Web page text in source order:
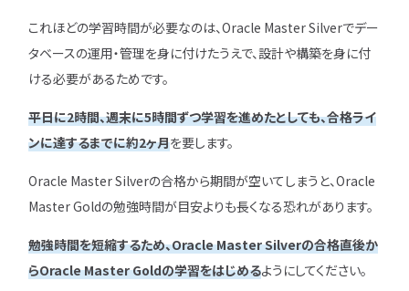
これほどの学習時間が必要なのは、Oracle Master Silverでデー
タベースの運用・管理を身に付けたうえで、設計や構築を身に付
ける必要があるためです。
平日に2時間、週末に5時間ずつ学習を進めたとしても、合格ライ
ンに達するまでに約2ヶ月を要します。
Oracle Master Silverの合格から期間が空いてしまうと、Oracle
Master Goldの勉強時間が目安よりも長くなる恐れがあります。
勉強時間を短縮するため、Oracle Master Silverの合格直後か
らOracle Master Goldの学習をはじめるようにしてください。